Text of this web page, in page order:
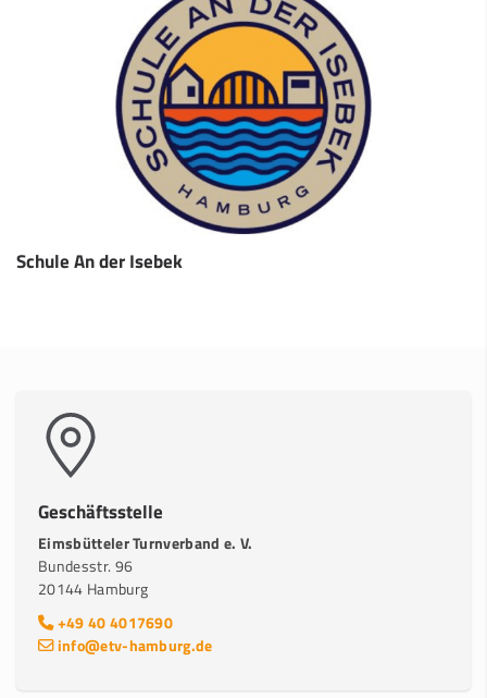
Schule An der Isebek
Geschäftsstelle
Eimsbütteler Turnverband e. V.
Bundesstr. 96
20144 Hamburg
+49 40 4017690
info@etv-hamburg.de